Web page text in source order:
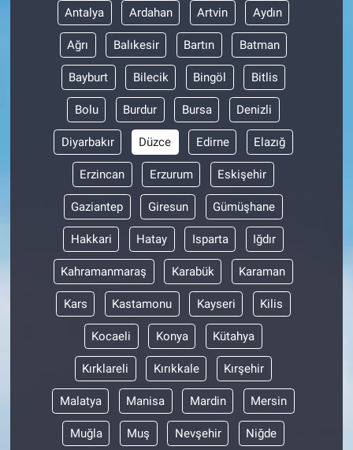
Antalya Ardahan Artvin Aydın
Ağrı Balıkesir Bartın Batman
Bayburt Bilecik Bingöl Bitlis
Bolu Burdur Bursa Denizli
Diyarbakır Düzce Edirne Elazığ
Erzincan Erzurum Eskişehir
Gaziantep Giresun Gümüşhane
Hakkari Hatay Isparta Iğdır
Kahramanmaraş Karabük Karaman
Kars Kastamonu Kayseri Kilis
Kocaeli Konya Kütahya
Kırklareli Kırıkkale Kırşehir
Malatya Manisa Mardin Mersin
Muğla Muş Nevşehir Niğde